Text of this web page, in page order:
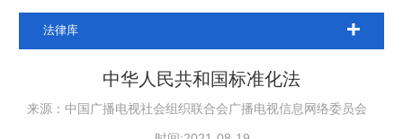
法律库
中华人民共和国标准化法
来源：中国广播电视社会组织联合会广播电视信息网络委员会